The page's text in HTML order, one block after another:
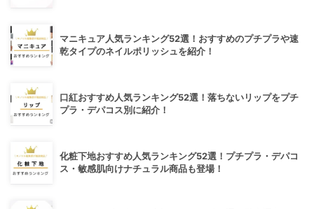
マニキュア人気ランキング52選！おすすめのプチプラや速
乾タイプのネイルポリッシュを紹介！
口紅おすすめ人気ランキング52選！落ちないリップをプチ
プラ・デパコス別に紹介！
化粧下地おすすめ人気ランキング52選！プチプラ・デパコ
ス・敏感肌向けナチュラル商品も登場！